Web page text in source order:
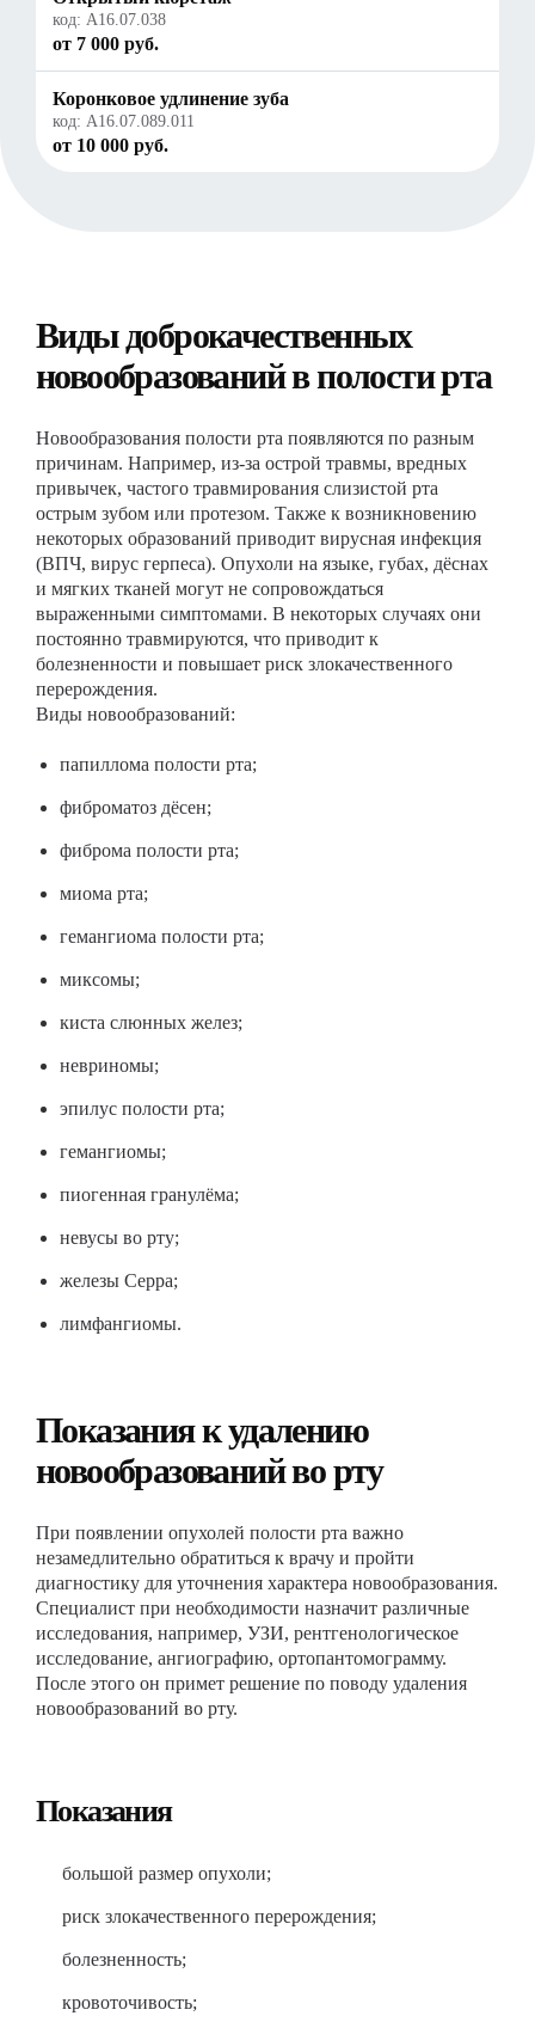
код: A16.07.038
от 7 000 руб.
Коронковое удлинение зуба
код: A16.07.089.011
от 10 000 руб.
Виды доброкачественных
новообразований в полости рта
Новообразования полости рта появляются по разным
причинам. Например, из-за острой травмы, вредных
привычек, частого травмирования слизистой рта
острым зубом или протезом. Также к возникновению
некоторых образований приводит вирусная инфекция
(ВПЧ, вирус герпеса). Опухоли на языке, губах, дёснах
и мягких тканей могут не сопровождаться
выраженными симптомами. В некоторых случаях они
постоянно травмируются, что приводит к
болезненности и повышает риск злокачественного
перерождения.
Виды новообразований:
папиллома полости рта;
фиброматоз дёсен;
фиброма полости рта;
миома рта;
гемангиома полости рта;
миксомы;
киста слюнных желез;
невриномы;
эпилус полости рта;
гемангиомы;
пиогенная гранулёма;
невусы во рту;
железы Серра;
лимфангиомы.
Показания к удалению
новообразований во рту
При появлении опухолей полости рта важно
незамедлительно обратиться к врачу и пройти
диагностику для уточнения характера новообразования.
Специалист при необходимости назначит различные
исследования, например, УЗИ, рентгенологическое
исследование, ангиографию, ортопантомограмму.
После этого он примет решение по поводу удаления
новообразований во рту.
Показания
большой размер опухоли;
риск злокачественного перерождения;
болезненность;
кровоточивость;